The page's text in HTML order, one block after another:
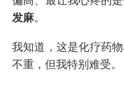
发麻。
我知道，这是化疗药
不重，但我特别难受。